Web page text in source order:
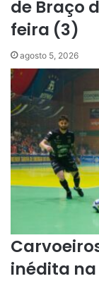
de Braço
feira (3)
agosto 5, 2026
inédita na